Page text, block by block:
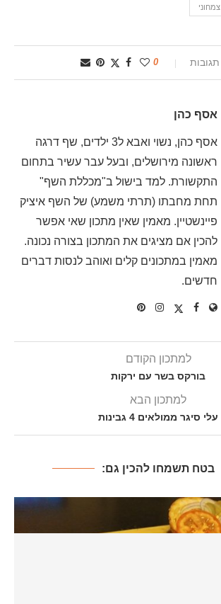
צמחוני
0
אסף כהן
אסף כהן, נשוי ואבא ל3 ילדים, שף דרגה
ראשונה מירושלים, ובעל עבר עשיר בתחום
התקשורת. למד בישול ב"מכללת השף"
תחת מחבתו (תרתי משמע) של השף איציק
פיינשטיין. מאמין שאין מתכון שאי אפשר
להכין אם מציגים את המתכון בצורה נכונה.
מאמין במתכונים קלים ואוהב לנסות דברים
חדשים.
למתכון הקודם
בורקס בשר עם ירקות
למתכון הבא
עלי סיגר ממולאים 4 גבינות
בטח תשמחו להכין גם: